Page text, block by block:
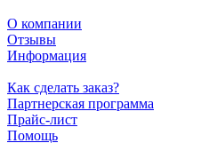
О компании
Отзывы
Информация
Как сделать заказ?
Партнерская программа
Прайс-лист
Помощь